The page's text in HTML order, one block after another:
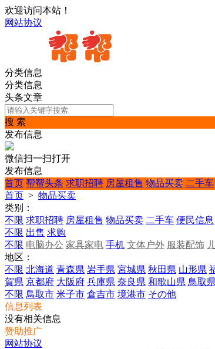
欢迎访问本站！
网站协议
分类信息
分类信息
头条文章
搜 索
发布信息
微信扫一扫打开
发布信息
首页 帮帮头条 求职招聘 房屋租售 物品买卖 二手车
首页 > 物品买卖
类别：
不限 求职招聘 房屋租售 物品买卖 二手车 便民信息
不限 出售 求购
不限 电脑办公 家具家电 手机 文体户外 服装配饰
地区：
不限 北海道 青森県 岩手県 宮城県 秋田県 山形県
賀県 京都府 大阪府 兵庫県 奈良県 和歌山県 鳥取県
不限 鳥取市 米子市 倉吉市 境港市 その他
信息列表
没有相关信息
赞助推广
网站协议